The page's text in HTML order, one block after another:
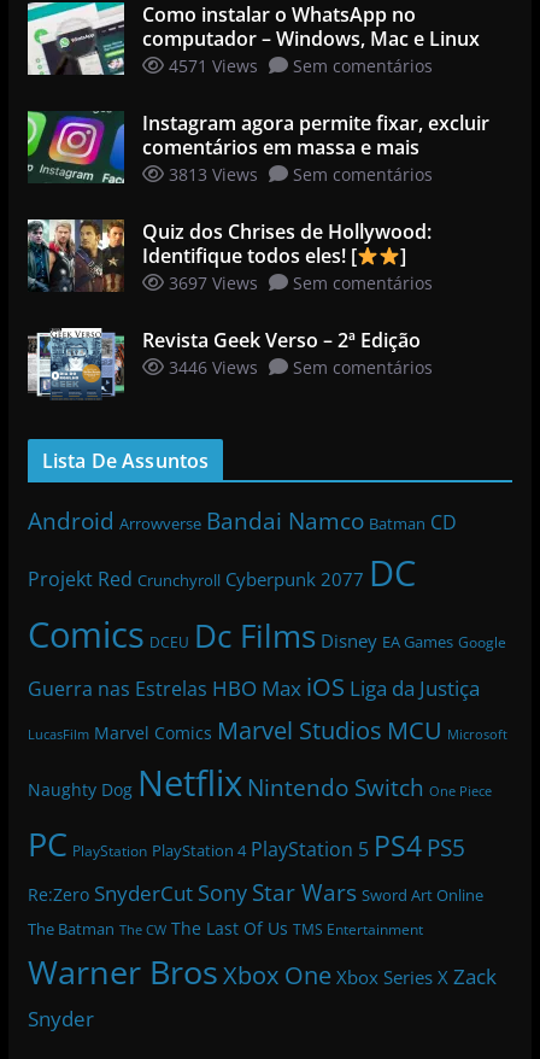
Como instalar o WhatsApp no
computador – Windows, Mac e Linux
4571 Views Sem comentários
Instagram agora permite fixar, excluir
comentários em massa e mais
3813 Views Sem comentários
Quiz dos Chrises de Hollywood:
Identifique todos eles! [
]
3697 Views Sem comentários
Revista Geek Verso – 2ª Edição
3446 Views Sem comentários
Lista De Assuntos
Android Arrowverse Bandai Namco Batman CD
Projekt Red Crunchyroll Cyberpunk 2077 DC
Comics DCEU Dc Films Disney EA Games Google
Guerra nas Estrelas HBO Max iOS Liga da Justiça
LucasFilm Marvel Comics Marvel Studios MCU Microsoft
Naughty Dog Netflix Nintendo Switch One Piece
PC PlayStation PlayStation 4 PlayStation 5 PS4 PS5
Re:Zero SnyderCut Sony Star Wars Sword Art Online
The Batman The CW The Last Of Us TMS Entertainment
Warner BrosXbox One Xbox Series X Zack
Snyder